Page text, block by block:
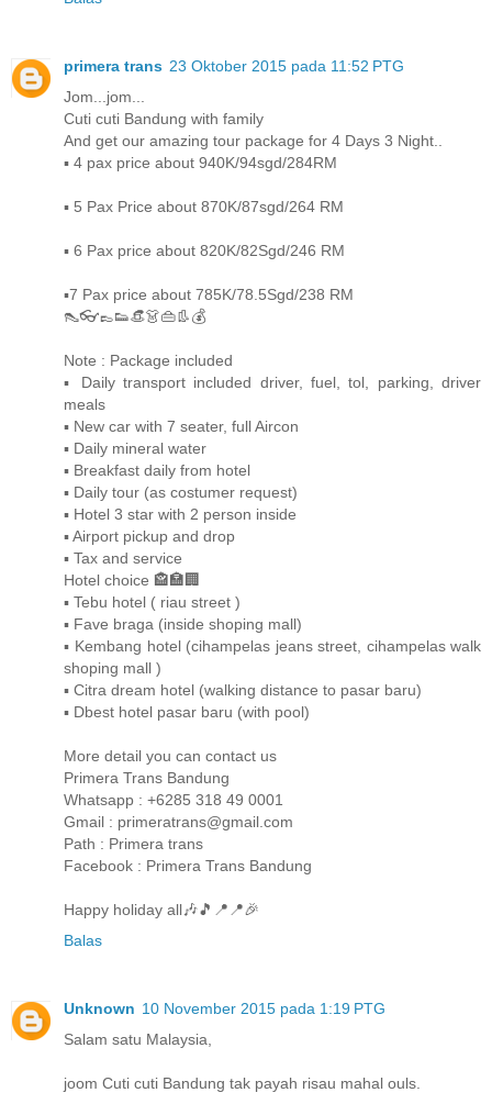
primera trans 23 Oktober 2015 pada 11:52 PTG
Jom...jom...
Cuti cuti Bandung with family
And get our amazing tour package for 4 Days 3 Night..
▪ 4 pax price about 940K/94sgd/284RM
▪ 5 Pax Price about 870K/87sgd/264 RM
▪ 6 Pax price about 820K/82Sgd/246 RM
▪7 Pax price about 785K/78.5Sgd/238 RM
👠👓👞👟👒👗👜👢💰
Note : Package included
▪ Daily transport included driver, fuel, tol, parking, driver
meals
▪ New car with 7 seater, full Aircon
▪ Daily mineral water
▪ Breakfast daily from hotel
▪ Daily tour (as costumer request)
▪ Hotel 3 star with 2 person inside
▪ Airport pickup and drop
▪ Tax and service
Hotel choice 🏤🏣🏢
▪ Tebu hotel ( riau street )
▪ Fave braga (inside shoping mall)
▪ Kembang hotel (cihampelas jeans street, cihampelas walk
shoping mall )
▪ Citra dream hotel (walking distance to pasar baru)
▪ Dbest hotel pasar baru (with pool)
More detail you can contact us
Primera Trans Bandung
Whatsapp : +6285 318 49 0001
Gmail : primeratrans@gmail.com
Path : Primera trans
Facebook : Primera Trans Bandung
Happy holiday all🎶🎵📍📍🎉
Balas
Unknown 10 November 2015 pada 1:19 PTG
Salam satu Malaysia,
joom Cuti cuti Bandung tak payah risau mahal ouls.